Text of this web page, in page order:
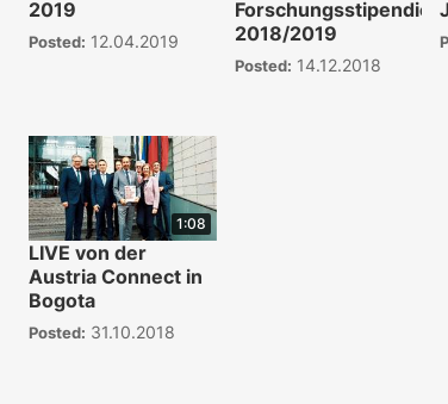
2019
Posted: 12.04.2019
Forschungsstipendien
2018/2019
Posted: 14.12.2018
1:08
LIVE von der
Austria Connect in
Bogota
Posted: 31.10.2018